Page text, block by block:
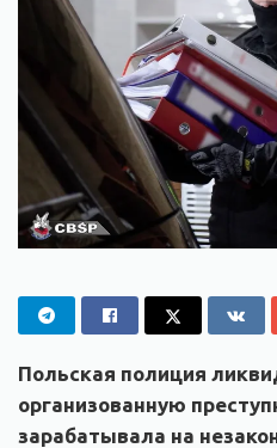
Польская полиция
организованную
зарабатывала на